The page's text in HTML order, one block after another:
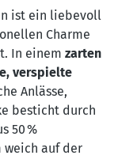
ist ein liebevoll
Charme
In einem zarten
verspielte
Anlässe,
besticht durch
50 %
weich auf der